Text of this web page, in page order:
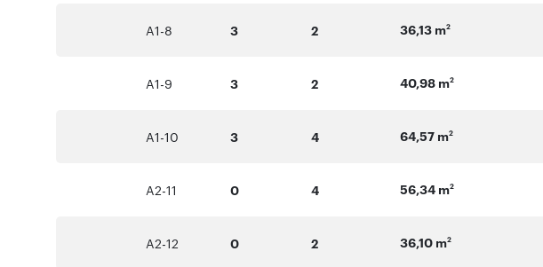
A1-8 3 2 36,13 m2
A1-9 3 2 40,98 m2
A1-10 3 4 64,57 m2
A2-11 0 4 56,34 m2
A2-12 0 2 36,10 m2